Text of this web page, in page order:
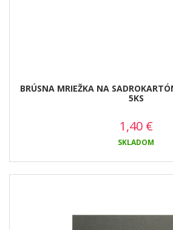
BRÚSNA MRIEŽKA NA
5KS
1,40 €
SKLADOM